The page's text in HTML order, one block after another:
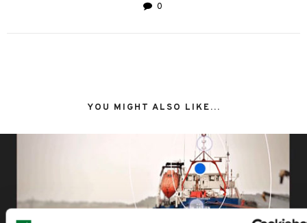
0
YOU MIGHT ALSO LIKE...